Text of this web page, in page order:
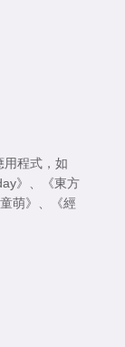
用程式，如
》
《東方
萌》
《經